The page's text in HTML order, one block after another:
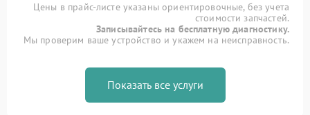
Цены в прайс-листе указаны ориентировочные, без учета
стоимости запчастей.
Записывайтесь на бесплатную диагностику.
Мы проверим ваше устройство и укажем на неисправность.
Показать все услуги